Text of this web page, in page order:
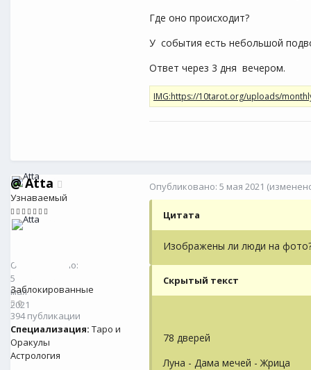
Где оно происходит?
У события есть небольшой
Ответ через 3 дня вечером.
Опубликовано:
5
мая
2021
@Atta
Узнаваемый
Заблокированные
0
394 публикации
Специализация: Таро и
Оракулы
Астрология
Опубликовано: 5 мая 2021
Цитата
Изображены ли люди на
Скрытый текст
78 дверей
Луна - Дама мечей - Жрица